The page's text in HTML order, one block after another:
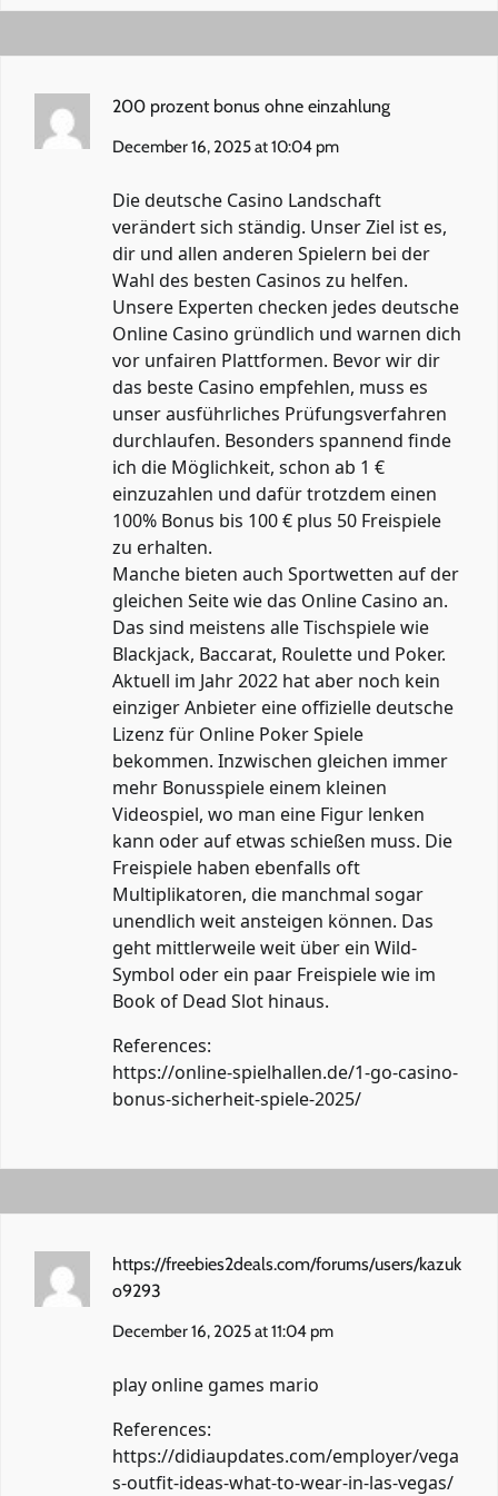
200 prozent bonus ohne einzahlung
December 16, 2025 at 10:04 pm
Die deutsche Casino Landschaft
verändert sich ständig. Unser Ziel ist es,
dir und allen anderen Spielern bei der
Wahl des besten Casinos zu helfen.
Unsere Experten checken jedes deutsche
Online Casino gründlich und warnen dich
vor unfairen Plattformen. Bevor wir dir
das beste Casino empfehlen, muss es
unser ausführliches Prüfungsverfahren
durchlaufen. Besonders spannend finde
ich die Möglichkeit, schon ab 1 €
einzuzahlen und dafür trotzdem einen
100% Bonus bis 100 € plus 50 Freispiele
zu erhalten.
Manche bieten auch Sportwetten auf der
gleichen Seite wie das Online Casino an.
Das sind meistens alle Tischspiele wie
Blackjack, Baccarat, Roulette und Poker.
Aktuell im Jahr 2022 hat aber noch kein
einziger Anbieter eine offizielle deutsche
Lizenz für Online Poker Spiele
bekommen. Inzwischen gleichen immer
mehr Bonusspiele einem kleinen
Videospiel, wo man eine Figur lenken
kann oder auf etwas schießen muss. Die
Freispiele haben ebenfalls oft
Multiplikatoren, die manchmal sogar
unendlich weit ansteigen können. Das
geht mittlerweile weit über ein Wild-
Symbol oder ein paar Freispiele wie im
Book of Dead Slot hinaus.
References:
https://online-spielhallen.de/1-go-casino-
bonus-sicherheit-spiele-2025/
https://freebies2deals.com/forums/users/kazuk
o9293
December 16, 2025 at 11:04 pm
play online games mario
References:
https://didiaupdates.com/employer/vega
s-outfit-ideas-what-to-wear-in-las-vegas/